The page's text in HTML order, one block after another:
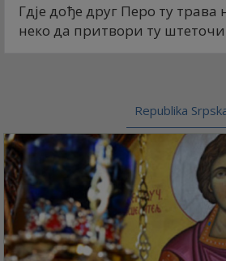
Гдје дође друг Перо ту
неко да притвори ту
Republika